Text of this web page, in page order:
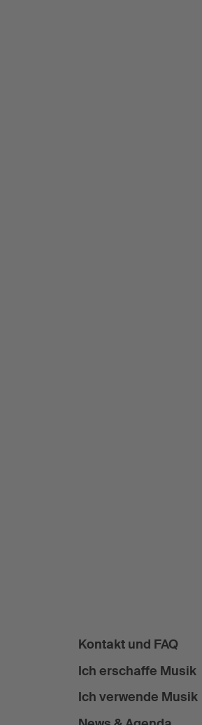
Kontakt und FAQ
Ich erschaffe Musik
Ich verwende Musik